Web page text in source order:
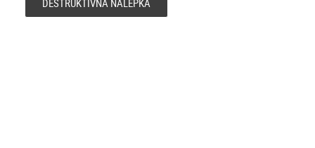
DEŠTRUKTÍVNA NÁLEPKA